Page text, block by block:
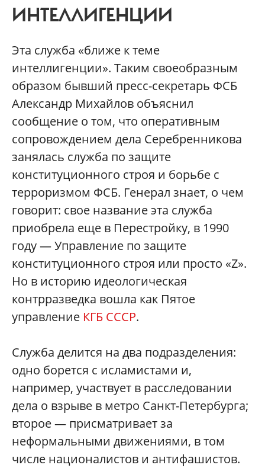
ИНТЕЛЛИГЕНЦИИ
Эта служба «ближе к теме
интеллигенции». Таким своеобразным
образом бывший пресс-секретарь ФСБ
Александр Михайлов объяснил
сообщение о том, что оперативным
сопровождением дела Серебренникова
занялась служба по защите
конституционного строя и борьбе с
терроризмом ФСБ. Генерал знает, о чем
говорит: свое название эта служба
приобрела еще в Перестройку, в 1990
году — Управление по защите
конституционного строя или просто «Z».
Но в историю идеологическая
контрразведка вошла как Пятое
управление КГБ СССР.
Служба делится на два подразделения:
одно борется с исламистами и,
например, участвует в расследовании
дела о взрыве в метро Санкт-Петербурга;
второе — присматривает за
неформальными движениями, в том
числе националистов и антифашистов.